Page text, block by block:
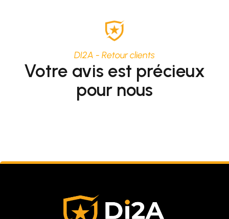
DI2A - Retour clients
Votre avis est précieux
pour nous